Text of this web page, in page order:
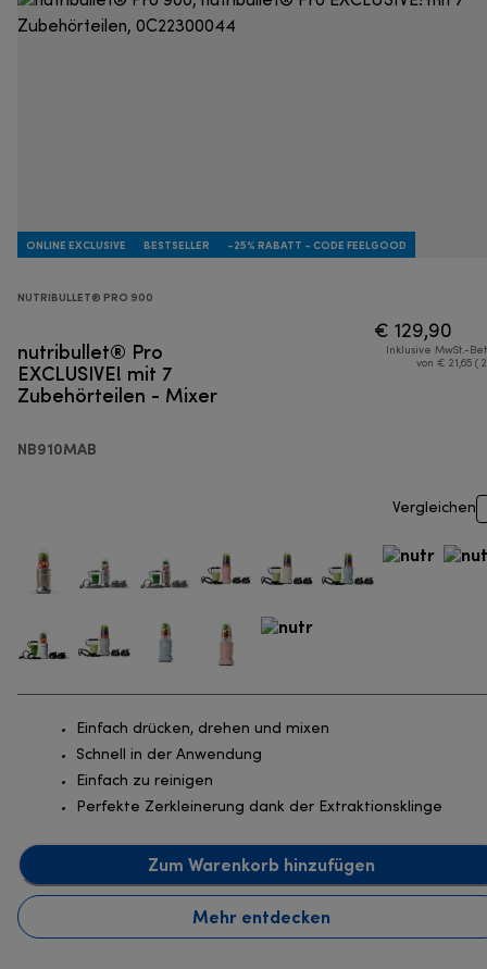
ONLINE EXCLUSIVE BESTSELLER -25% RABATT - CODE FEELGOOD
NUTRIBULLET® PRO 900
nutribullet® Pro
EXCLUSIVE! mit 7
Zubehörteilen - Mixer
NB910MAB
€ 129,90
Inklusive MwSt.-
von € 21,65 (
Vergleichen
Einfach drücken, drehen und mixen
Schnell in der Anwendung
Einfach zu reinigen
Perfekte Zerkleinerung dank der Extraktionsklinge
Zum Warenkorb hinzufügen
Mehr entdecken